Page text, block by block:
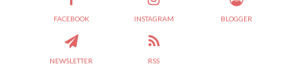
FACEBOOK INSTAGRAM BLOGGER
NEWSLETTER RSS